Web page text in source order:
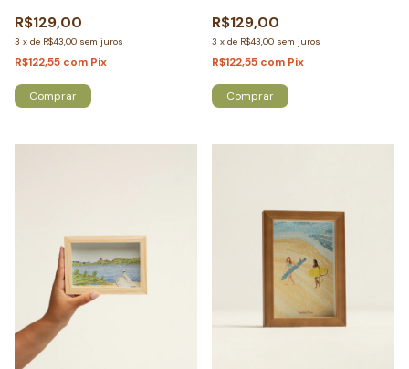
R$129,00
3 x de R$43,00 sem juros
R$122,55 com Pix
Comprar
R$129,00
3 x de R$43,00 sem juros
R$122,55 com Pix
Comprar